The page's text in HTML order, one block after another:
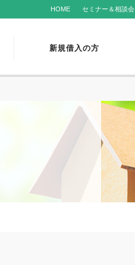
HOME セミナー＆相談会
新規借入の方